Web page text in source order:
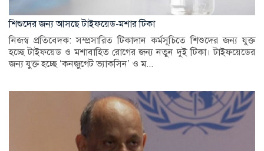
শিশুদের জন্য আসছে টাইফয়েড-মশার টিকা
নিজস্ব প্রতিবেদক: সম্প্রসারিত টিকাদান কর্মসূচিতে শিশুদের জন্য যুক্ত
হচ্ছে টাইফয়েড ও মশাবাহিত রোগের জন্য নতুন দুই টিকা। টাইফয়েডের
জন্য যুক্ত হচ্ছে ‘কনজুগেট ভ্যাকসিন’ ও ম...